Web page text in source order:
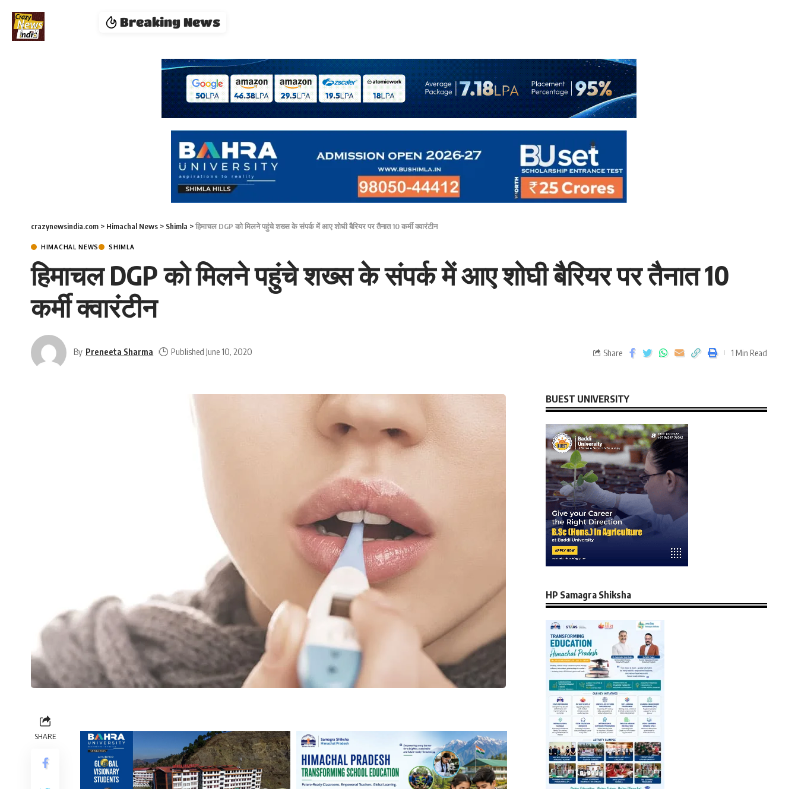
Breaking News
crazynewsindia.com > Himachal News > Shimla >हिमाचल DGP को मिलने पहुंचे शख्स के संपर्क में आए शोघी बैरियर पर तैनात 10 कर्मी क्वारंटीन
HIMACHAL NEWS SHIMLA
हिमाचल DGP को मिलने पहुंचे शख्स के संपर्क में आए शोघी बैरियर पर तैनात 10
कर्मी क्वारंटीन
By Preneeta Sharma Published June 10, 2020 Share 1 Min Read
SHARE
BUEST UNIVERSITY
HP Samagra Shiksha